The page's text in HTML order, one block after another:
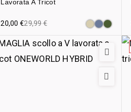
Lavorata A Tricot
29,99€
20,00€